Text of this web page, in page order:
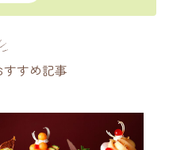
すすめ記事